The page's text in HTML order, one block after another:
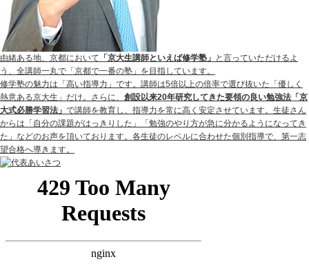
由緒ある地、京都において 「京大生講師といえば修学塾」 と言っていただけるよ
う、全講師一丸で「京都で一番の塾」を目指しています。
修学塾の魅力は「高い指導力」です。講師は5倍以上の倍率で選び抜いた「優しく
熱意ある京大生」だけ。さらに、 創設以来20年研究してきた要領の良い勉強法「京
大式必勝学習法」 で講師を教育し、指導力を常に高く安定させています。生徒さん
からは「自分の課題がはっきりした」「勉強のやり方が急に分かるようになってき
た」などのお声を頂いております。各生徒のレベルに合わせた個別指導で、第一志
望合格へ導きます。